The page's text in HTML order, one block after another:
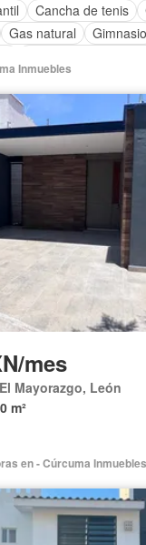
Cancha de tenis
Gas natural
Gimnasio
Inmuebles
mes
Mayorazgo, León
m²
en - Cúrcuma Inmuebles